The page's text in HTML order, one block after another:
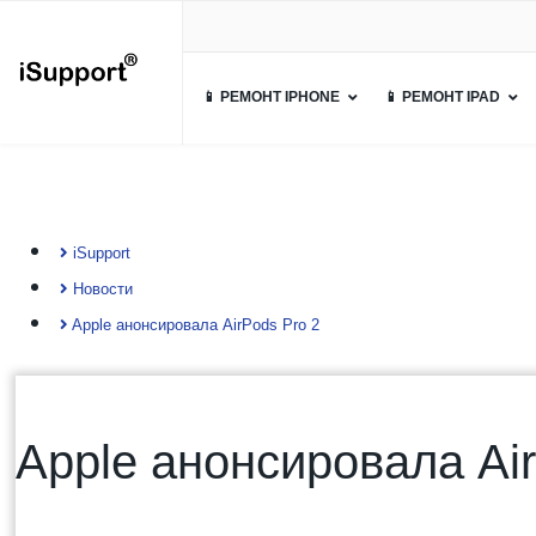
📱 РЕМОНТ IPHONE 📱 РЕМОНТ IPAD
iSupport
Новости
Apple анонсировала AirPods Pro 2
Apple анонсировала